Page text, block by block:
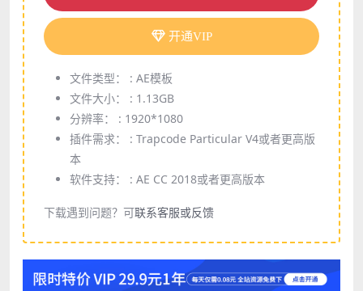
开通VIP
文件类型： : AE模板
文件大小： : 1.13GB
分辨率： : 1920*1080
插件需求： : Trapcode Particular V4或者更高版
本
软件支持： : AE CC 2018或者更高版本
下载遇到问题？可联系客服或反馈